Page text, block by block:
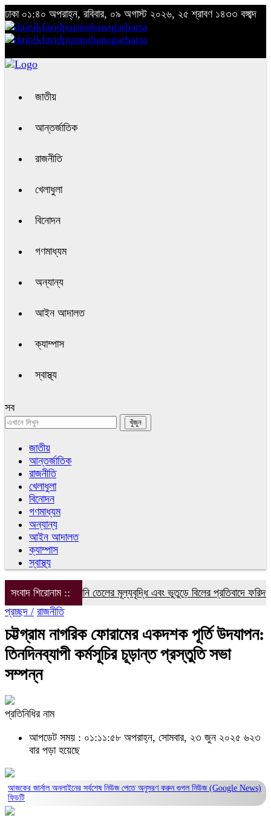
ঢাকা ০১:৪০ অপরাহ্ন, রবিবার, ০৯ অগাস্ট ২০২৬, ২৫ শ্রাবণ ১৪৩৩ বঙ্গাব্দ
জাতীয়
আন্তর্জাতিক
রাজনীতি
খেলাধুলা
বিনোদন
গণমাধ্যম
অন্যান্য
আইন আদালত
ক্যাম্পাস
স্বাস্থ্য
সব
জাতীয়
আন্তর্জাতিক
রাজনীতি
খেলাধুলা
বিনোদন
গণমাধ্যম
অন্যান্য
আইন আদালত
ক্যাম্পাস
স্বাস্থ্য
সংবাদ শিরোনাম ::
গ্যাস ও জ্বালানি তেলের মূল্যবৃদ্ধি এবং ভুতুড়ে বিলের প্রতিবাদে ফরিদপুরে
প্রচ্ছদ / রাজনীতি
চট্টগ্রাম নাগরিক ফোরামের একদশক পূর্তি উদযাপন:
তিনদিনব্যাপী কর্মসূচির চূড়ান্ত প্রস্তুতি সভা
সম্পন্ন
প্রতিনিধির নাম
আপডেট সময় : ০১:১১:৫৮ অপরাহ্ন, সোমবার, ২৩ জুন ২০২৫ ৬২৩
বার পড়া হয়েছে
আজকের জার্নাল অনলাইনের সর্বশেষ নিউজ পেতে অনুসরণ করুন গুগল নিউজ (Google News)
ফিডটি